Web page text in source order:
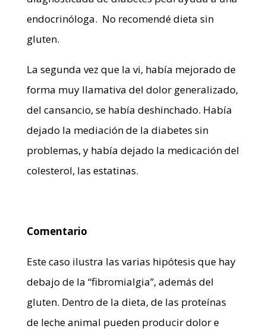
endocrinóloga. No recomendé dieta sin
gluten.
La segunda vez que la vi, había mejorado de
forma muy llamativa del dolor generalizado,
del cansancio, se había deshinchado. Había
dejado la mediación de la diabetes sin
problemas, y había dejado la medicación del
colesterol, las estatinas.
Comentario
Este caso ilustra las varias hipótesis que hay
debajo de la “fibromialgia”, además del
gluten. Dentro de la dieta, de las proteínas
de leche animal pueden producir dolor e